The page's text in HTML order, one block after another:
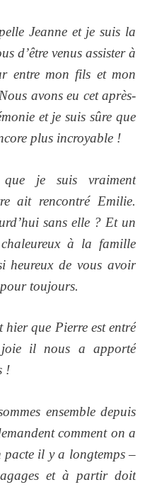
Jeanne et je suis la
d’être venus assister à
entre mon fils et mon
avons eu cet après-
et je suis sûre que
plus incroyable !
que je suis vraiment
ait rencontré Emilie.
sans elle ? Et un
à la famille
heureux de vous avoir
toujours.
hier que Pierre est entré
il nous a apporté
!
ensemble depuis
comment on a
il y a longtemps –
et à partir doit